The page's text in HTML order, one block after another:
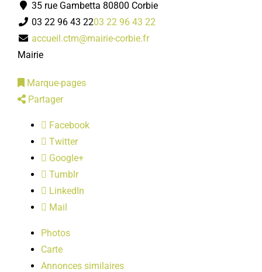
DÉMARCHES ADMINISTRATIVES
SERVICES MUNICIPAUX
PRATIQUE
LOISIRS
PUBLICATIONS
35 rue Gambetta 80800 Corbie
03 22 96 43 2203 22 96 43 22
accueil.ctm@mairie-corbie.fr
Mairie
Marque-pages
Partager
Facebook
Twitter
Google+
Tumblr
LinkedIn
Mail
Photos
Carte
Annonces similaires